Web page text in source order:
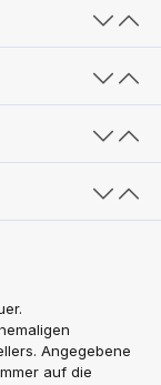
Angegebene
auf die